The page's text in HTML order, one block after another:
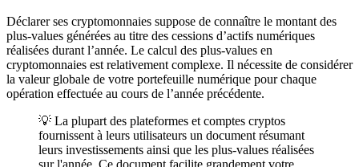
Déclarer ses cryptomonnaies suppose de connaître le montant des
plus-values générées au titre des cessions d’actifs numériques
réalisées durant l’année. Le calcul des plus-values en
cryptomonnaies est relativement complexe. Il nécessite de considérer
la valeur globale de votre portefeuille numérique pour chaque
opération effectuée au cours de l’année précédente.
💡 La plupart des plateformes et comptes cryptos
fournissent à leurs utilisateurs un document résumant
leurs investissements ainsi que les plus-values réalisées
sur l'année. Ce document facilite grandement votre